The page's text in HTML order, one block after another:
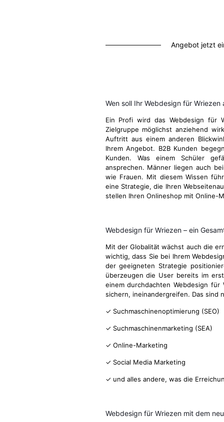
Angebot jetzt
Wen soll Ihr Webdesign für Wriezen
Ein Profi wird das Webdesign für
Zielgruppe möglichst anziehend
Auftritt aus einem anderen
Ihrem Angebot. B2B Kunden
Kunden. Was einem Schüler
ansprechen. Männer liegen auch
wie Frauen. Mit diesem Wissen
eine Strategie, die Ihren
stellen Ihren Onlineshop mit Online-
Webdesign für Wriezen – ein
Mit der Globalität wächst auch die
wichtig, dass Sie bei Ihrem
der geeigneten Strategie
überzeugen die User bereits im
einem durchdachten Webdesign
sichern, ineinandergreifen. Das sind
✓ Suchmaschinenoptimierung (SEO)
✓ Suchmaschinenmarketing (SEA)
✓ Online-Marketing
✓ Social Media Marketing
✓ und alles andere, was die
Webdesign für Wriezen mit dem